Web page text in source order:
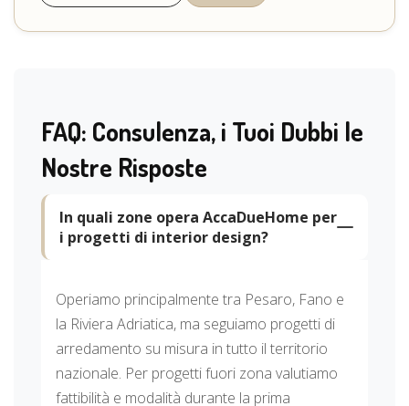
FAQ: Consulenza, i Tuoi Dubbi le
Nostre Risposte
In quali zone opera AccaDueHome per
i progetti di interior design?
Operiamo principalmente tra Pesaro, Fano e
la Riviera Adriatica, ma seguiamo progetti di
arredamento su misura in tutto il territorio
nazionale. Per progetti fuori zona valutiamo
fattibilità e modalità durante la prima